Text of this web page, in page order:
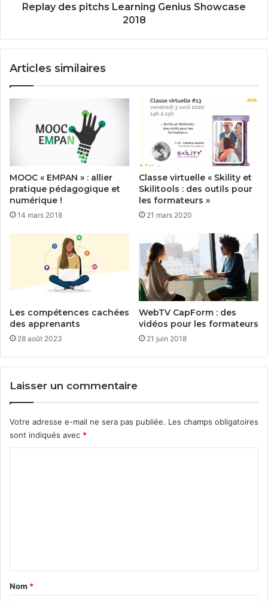
Replay des pitchs Learning Genius Showcase
2018
Articles similaires
MOOC « EMPAN » : allier
pratique pédagogique et
numérique !
14 mars 2018
Classe virtuelle « Skility et
Skilitools : des outils pour
les formateurs »
21 mars 2020
Les compétences cachées
des apprenants
28 août 2023
WebTV CapForm : des
vidéos pour les formateurs
21 juin 2018
Laisser un commentaire
Votre adresse e-mail ne sera pas publiée. Les champs obligatoires
sont indiqués avec *
a
Nom *